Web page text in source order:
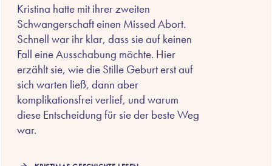
Kristina hatte mit ihrer zweiten
Schwangerschaft einen Missed Abort.
Schnell war ihr klar, dass sie auf keinen
Fall eine Ausschabung möchte. Hier
erzählt sie, wie die Stille Geburt erst auf
sich warten ließ, dann aber
komplikationsfrei verlief, und warum
diese Entscheidung für sie der beste Weg
war.